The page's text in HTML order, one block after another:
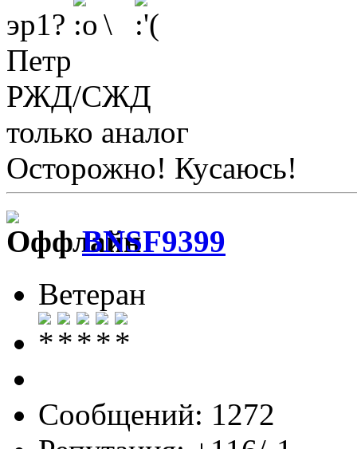
эр1?
Петр
РЖД/СЖД
только аналог
Осторожно! Кусаюсь!
BNSF9399
Ветеран
Сообщений: 1272